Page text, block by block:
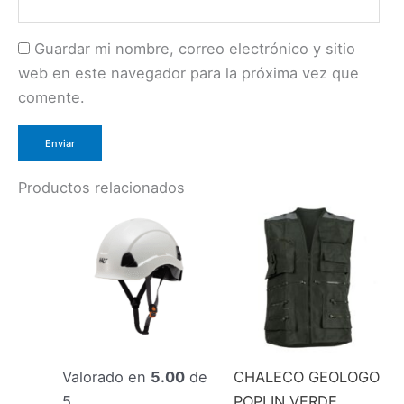
Guardar mi nombre, correo electrónico y sitio
web en este navegador para la próxima vez que
comente.
Productos relacionados
Valorado en 5.00 de
CHALECO GEOLOGO